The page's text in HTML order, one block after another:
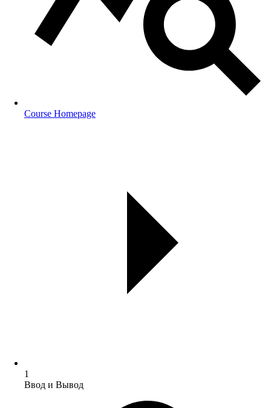
Course Homepage
1
Ввод и Вывод